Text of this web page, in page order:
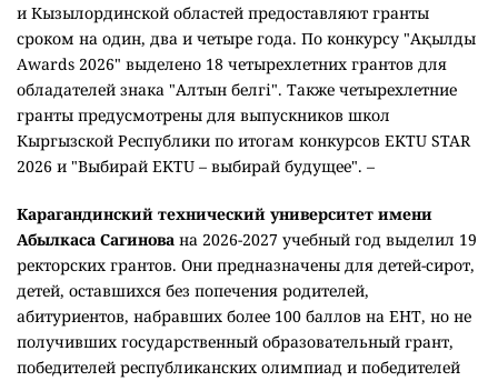
QUIZ-2026 выпускникам школ Жетысуской, Туркестанской
и Кызылординской областей предоставляют гранты
сроком на один, два и четыре года. По конкурсу "Ақылды
Awards 2026" выделено 18 четырехлетних грантов для
обладателей знака "Алтын белгі". Также четырехлетние
гранты предусмотрены для выпускников школ
Кыргызской Республики по итогам конкурсов EKTU STAR
Карагандинский технический университет имени
Абылкаса Сагинова на 2026-2027 учебный год выделил 19
ректорских грантов. Они предназначены для детей-сирот,
детей, оставшихся без попечения родителей,
абитуриентов, набравших более 100 баллов на ЕНТ, но не
получивших государственный образовательный грант,